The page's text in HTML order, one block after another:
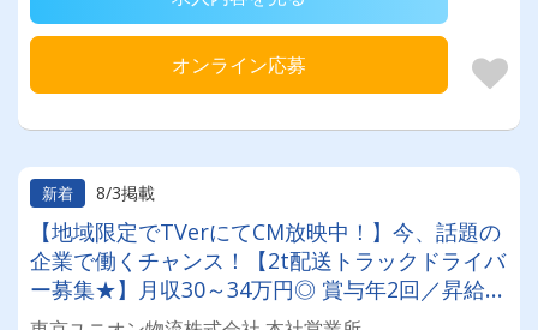
オンライン応募
新着 8/3掲載
【地域限定でTVerにてCM放映中！】今、話題の
企業で働くチャンス！【2t配送トラックドライバ
ー募集★】月収30～34万円◎ 賞与年2回／昇給有
／福利厚生充実／仕事量安定／未経験歓迎◎【年